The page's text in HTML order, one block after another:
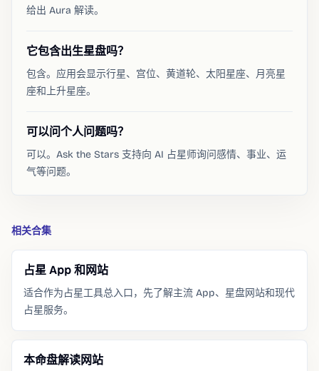
给出 Aura 解读。
它包含出生星盘吗？
包含。应用会显示行星、宫位、黄道轮、太阳星座、月亮星
座和上升星座。
可以问个人问题吗？
可以。Ask the Stars 支持向 AI 占星师询问感情、事业、运
气等问题。
相关合集
占星 App 和网站
适合作为占星工具总入口，先了解主流 App、星盘网站和现代
占星服务。
本命盘解读网站